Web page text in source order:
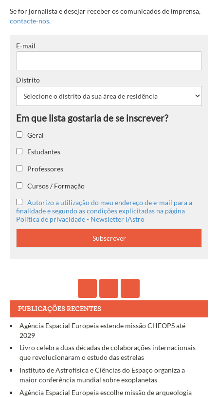
Se for jornalista e desejar receber os comunicados de imprensa,
contacte-nos.
E-mail
Distrito
Geral
Estudantes
Professores
Cursos / Formação
Autorizo a utilização do meu endereço de e-mail para a
finalidade e segundo as condições explicitadas na página
Política de privacidade - Newsletter IAstro
PUBLICAÇÕES RECENTES
Agência Espacial Europeia estende missão CHEOPS até
2029
Livro celebra duas décadas de colaborações internacionais
que revolucionaram o estudo das estrelas
Instituto de Astrofísica e Ciências do Espaço organiza a
maior conferência mundial sobre exoplanetas
Agência Espacial Europeia escolhe missão de arqueologia